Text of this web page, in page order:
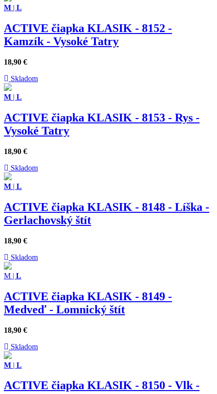
M | L
ACTIVE čiapka KLASIK - 8152 -
Kamzík - Vysoké Tatry
18,90 €
Skladom
M | L
ACTIVE čiapka KLASIK - 8153 - Rys -
Vysoké Tatry
18,90 €
Skladom
M | L
ACTIVE čiapka KLASIK - 8148 - Líška -
Gerlachovský štít
18,90 €
Skladom
M | L
ACTIVE čiapka KLASIK - 8149 -
Medveď - Lomnický štít
18,90 €
Skladom
M | L
ACTIVE čiapka KLASIK - 8150 - Vlk -